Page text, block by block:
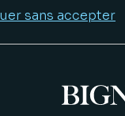
la
Bignon
sans accepter